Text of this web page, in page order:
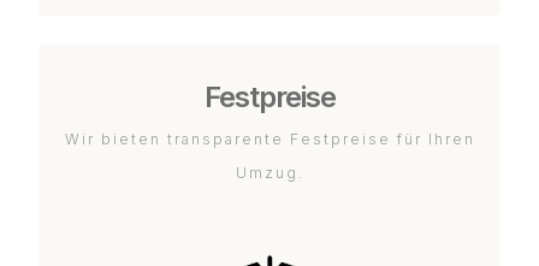
Festpreise
Wir bieten transparente Festpreise für Ihren
Umzug.